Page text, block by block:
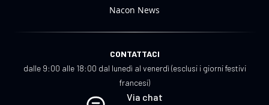
Nacon News
CONTATTACI
dalle 9:00 alle 18:00 dal lunedì al venerdì (esclusi i giorni festivi
francesi)
Via chat